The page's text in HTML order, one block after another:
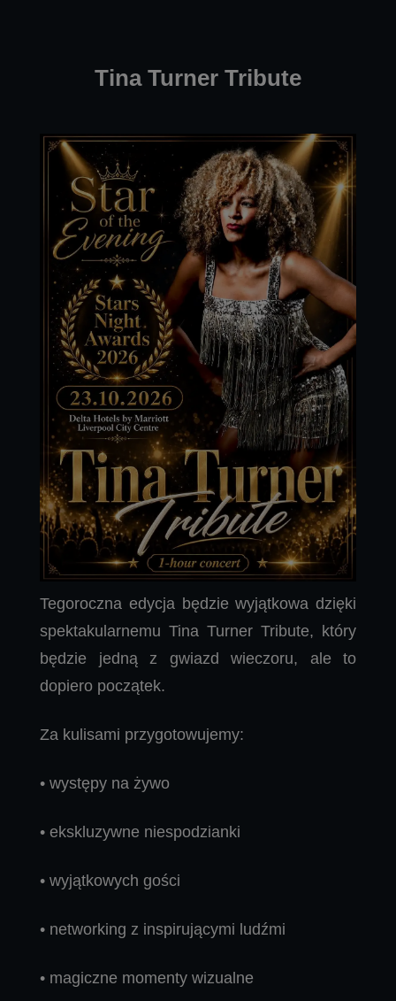
Tina Turner Tribute
Tegoroczna edycja będzie wyjątkowa dzięki
spektakularnemu Tina Turner Tribute, który
będzie jedną z gwiazd wieczoru, ale to
dopiero początek.
Za kulisami przygotowujemy:
• występy na żywo
• ekskluzywne niespodzianki
• wyjątkowych gości
• networking z inspirującymi ludźmi
• magiczne momenty wizualne